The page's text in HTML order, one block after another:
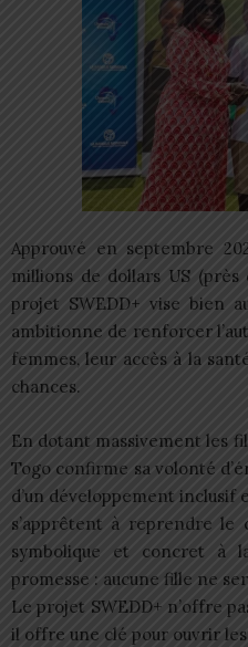
Approuvé en septembre
millions de dollars US (près
projet SWEDD+ vise bien
ambitionne de renforcer
femmes, leur accès à la
chances.
En dotant massivement les
Togo confirme sa volonté
d’un développement inclusif
s’apprêtent à reprendre le
symbolique et concret à
promesse : aucune fille ne
Le projet SWEDD+ n’offre
il offre une clé pour ouvrir les